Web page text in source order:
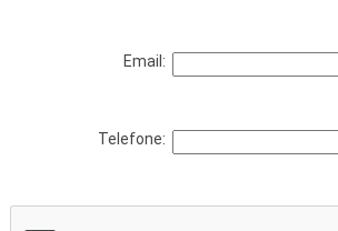
Email:
Telefone: